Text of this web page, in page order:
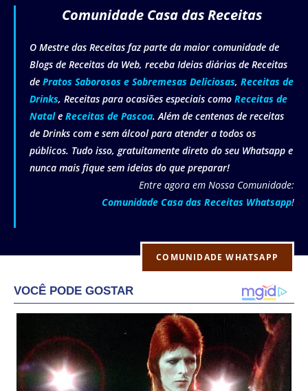
Comunidade Casa das Receitas
O Mestre das Receitas faz parte da maior comunidade de
Blogs de Receitas da Web, receba Ideias diárias de Receitas
de Pratos Saborosos e Sobremesas Deliciosas, Receitas de
Drinks, Receitas para ocasiões especiais como Receitas de
Natale Receitas de Pascoa. Além de centenas de receitas
de Drinks com e sem álcool para atender a todos os
públicos. Tudo isso, gratuitamente direto do seu Whatsapp e
nunca mais fique sem ideias do que preparar!
Entre agora em Nossa Comunidade:
Comunidade Casa das Receitas Whatsapp!
COMUNIDADE WHATSAPP